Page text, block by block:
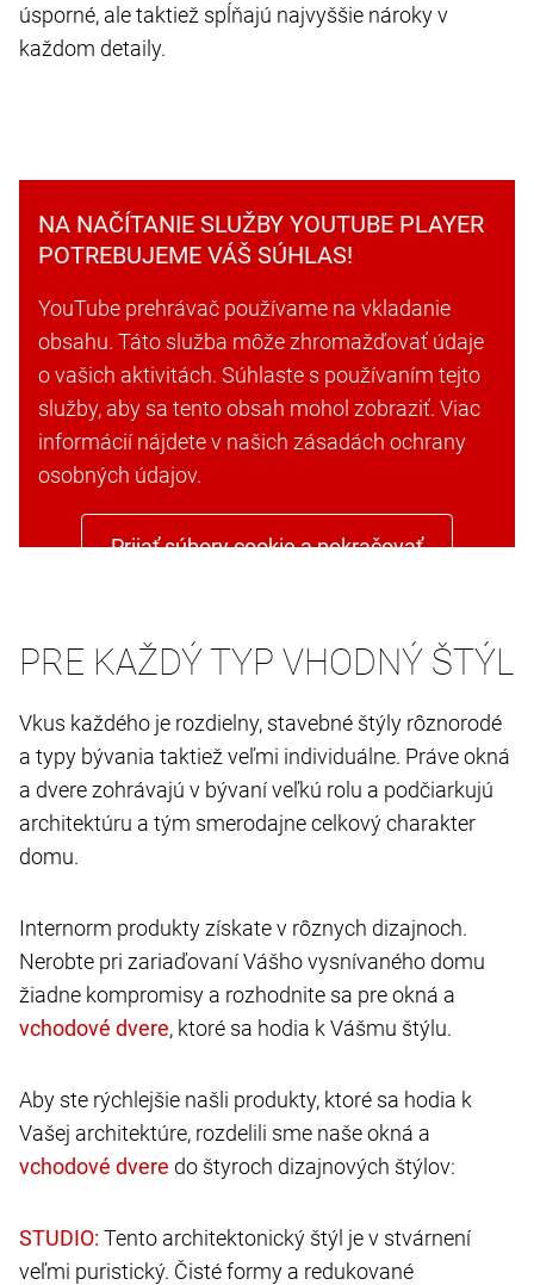
úsporné, ale taktiež spĺňajú najvyššie nároky v
každom detaily.
NA NAČÍTANIE SLUŽBY YOUTUBE PLAYER
POTREBUJEME VÁŠ SÚHLAS!
YouTube prehrávač používame na vkladanie
obsahu. Táto služba môže zhromažďovať údaje
o vašich aktivitách. Súhlaste s používaním tejto
služby, aby sa tento obsah mohol zobraziť. Viac
informácií nájdete v našich zásadách ochrany
osobných údajov.
Prijať súbory cookie a pokračovať
PRE KAŽDÝ TYP VHODNÝ ŠTÝL
Vkus každého je rozdielny, stavebné štýly rôznorodé
a typy bývania taktiež veľmi individuálne. Práve okná
a dvere zohrávajú v bývaní veľkú rolu a podčiarkujú
architektúru a tým smerodajne celkový charakter
domu.
Internorm produkty získate v rôznych dizajnoch.
Nerobte pri zariaďovaní Vášho vysnívaného domu
žiadne kompromisy a rozhodnite sa pre okná a
, ktoré sa hodia k Vášmu štýlu.
Aby ste rýchlejšie našli produkty, ktoré sa hodia k
Vašej architektúre, rozdelili sme naše okná a
do štyroch dizajnových štýlov:
Tento architektonický štýl je v stvárnení
veľmi puristický. Čisté formy a redukované